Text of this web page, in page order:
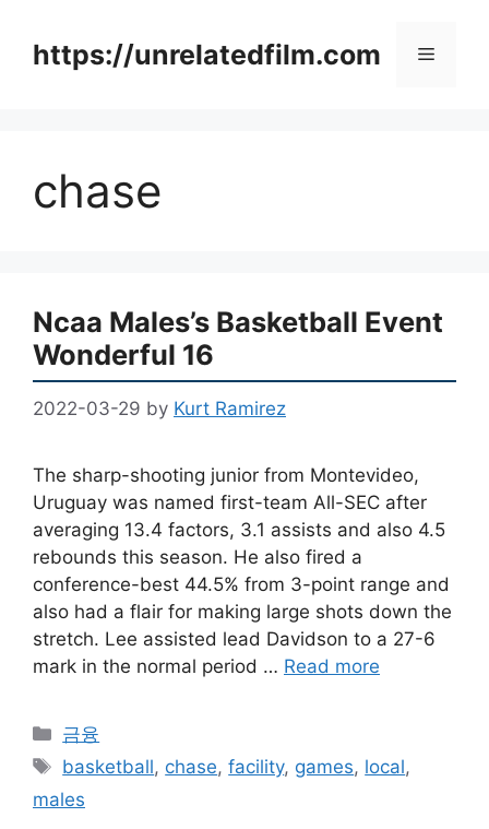
contenthttps://unrelatedfilm.com Menu
chase
Ncaa Males’s Basketball Event
Wonderful 16
2022-03-29 by Kurt Ramirez
The sharp-shooting junior from Montevideo,
Uruguay was named first-team All-SEC after
averaging 13.4 factors, 3.1 assists and also 4.5
rebounds this season. He also fired a
conference-best 44.5% from 3-point range and
also had a flair for making large shots down the
stretch. Lee assisted lead Davidson to a 27-6
mark in the normal period … Read more
Categories
금융
Tags
basketball, chase,facility, games, local,
males